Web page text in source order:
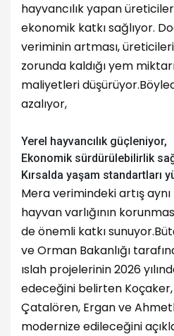
hayvancılık yapan
ekonomik katkı sağlıyor.
veriminin artması,
zorunda kaldığı yem
maliyetleri düşürüyor.
azalıyor,
Yerel hayvancılık güçleniyor,
Ekonomik sürdürülebilirlik
Kırsalda yaşam standartları
Mera verimindeki artış
hayvan varlığının
de önemli katkı sunuyor.
ve Orman Bakanlığı
ıslah projelerinin 2026
edeceğini belirten
Çatalören, Ergan ve
modernize edileceğini